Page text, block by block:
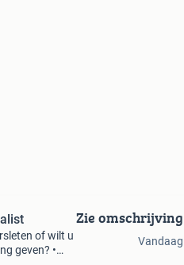
of wilt u
geven? •
Zie omschrijving
Vandaag